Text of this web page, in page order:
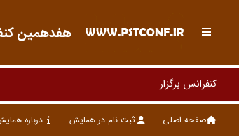
هفدهمین
صفحه اصلی ثبت نام در همایش درباره